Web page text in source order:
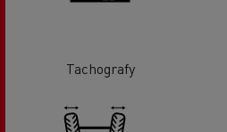
Tachografy